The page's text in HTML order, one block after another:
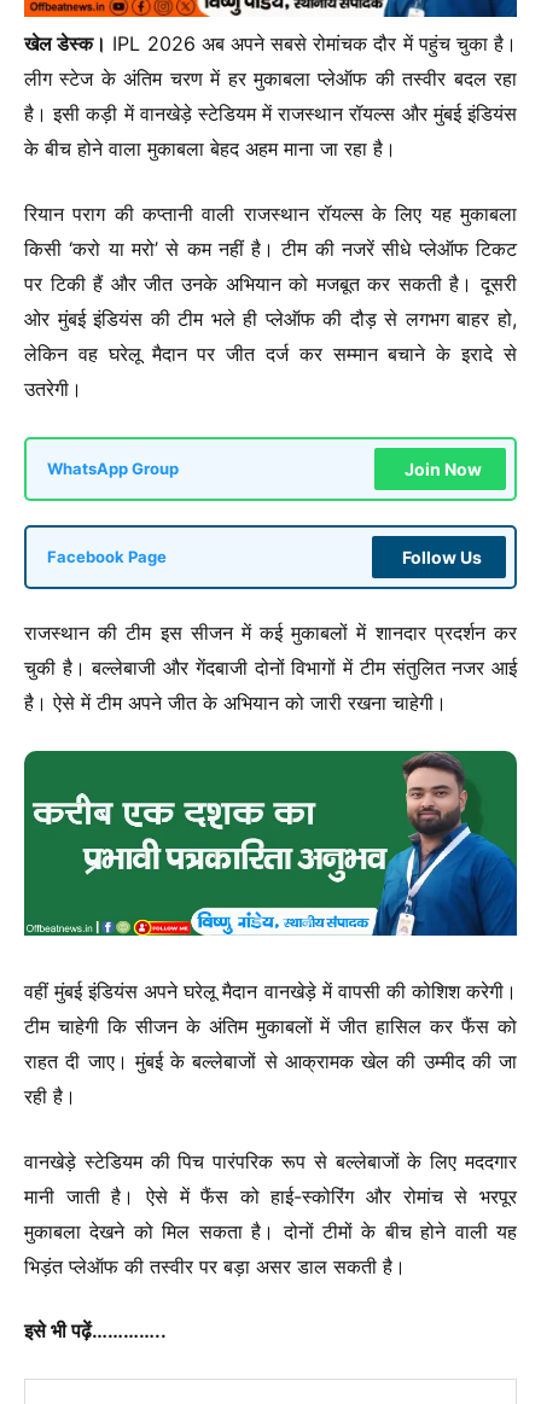
खेल डेस्क। IPL 2026 अब अपने सबसे रोमांचक दौर में पहुंच चुका है।
लीग स्टेज के अंतिम चरण में हर मुकाबला प्लेऑफ की तस्वीर बदल रहा
है। इसी कड़ी में वानखेड़े स्टेडियम में राजस्थान रॉयल्स और मुंबई इंडियंस
के बीच होने वाला मुकाबला बेहद अहम माना जा रहा है।
रियान पराग की कप्तानी वाली राजस्थान रॉयल्स के लिए यह मुकाबला
किसी ‘करो या मरो’ से कम नहीं है। टीम की नजरें सीधे प्लेऑफ टिकट
पर टिकी हैं और जीत उनके अभियान को मजबूत कर सकती है। दूसरी
ओर मुंबई इंडियंस की टीम भले ही प्लेऑफ की दौड़ से लगभग बाहर हो,
लेकिन वह घरेलू मैदान पर जीत दर्ज कर सम्मान बचाने के इरादे से
उतरेगी।
WhatsApp Group Join Now
Facebook Page Follow Us
राजस्थान की टीम इस सीजन में कई मुकाबलों में शानदार प्रदर्शन कर
चुकी है। बल्लेबाजी और गेंदबाजी दोनों विभागों में टीम संतुलित नजर आई
है। ऐसे में टीम अपने जीत के अभियान को जारी रखना चाहेगी।
वहीं मुंबई इंडियंस अपने घरेलू मैदान वानखेड़े में वापसी की कोशिश करेगी।
टीम चाहेगी कि सीजन के अंतिम मुकाबलों में जीत हासिल कर फैंस को
राहत दी जाए। मुंबई के बल्लेबाजों से आक्रामक खेल की उम्मीद की जा
रही है।
वानखेड़े स्टेडियम की पिच पारंपरिक रूप से बल्लेबाजों के लिए मददगार
मानी जाती है। ऐसे में फैंस को हाई-स्कोरिंग और रोमांच से भरपूर
मुकाबला देखने को मिल सकता है। दोनों टीमों के बीच होने वाली यह
भिड़ंत प्लेऑफ की तस्वीर पर बड़ा असर डाल सकती है।
इसे भी पढ़ें…………..